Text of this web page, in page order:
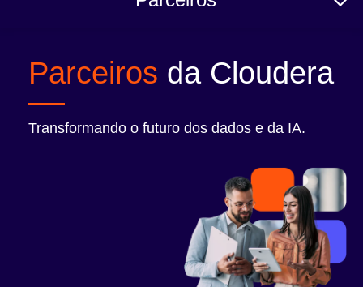
Arquiteturas de referência
Nosso programa de parceiros
Login no portal de parceiros
Parceiros da Cloudera
Transformando o futuro dos dados e da IA.